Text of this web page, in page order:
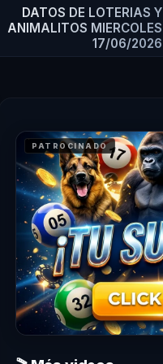
DATOS DE LOTERIAS Y
ANIMALITOS MIERCOLES
17/06/2026
PATROCINADO